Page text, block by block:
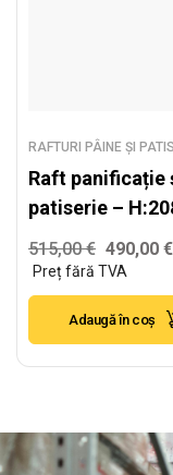
RAFTURI PÂINE ȘI
Raft panificație
patiserie –
x L:1040mm x
W:580mm
515,00€ 490,00 €
Adaugă în coș